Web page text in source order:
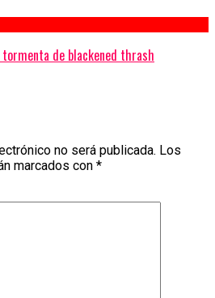
de blackened thrash
no será publicada. Los
marcados con *